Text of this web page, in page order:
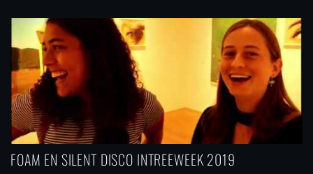
FOAM EN SILENT DISCO INTREEWEEK 2019